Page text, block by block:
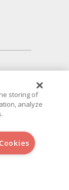
c/ San Norberto
storing of
analyze